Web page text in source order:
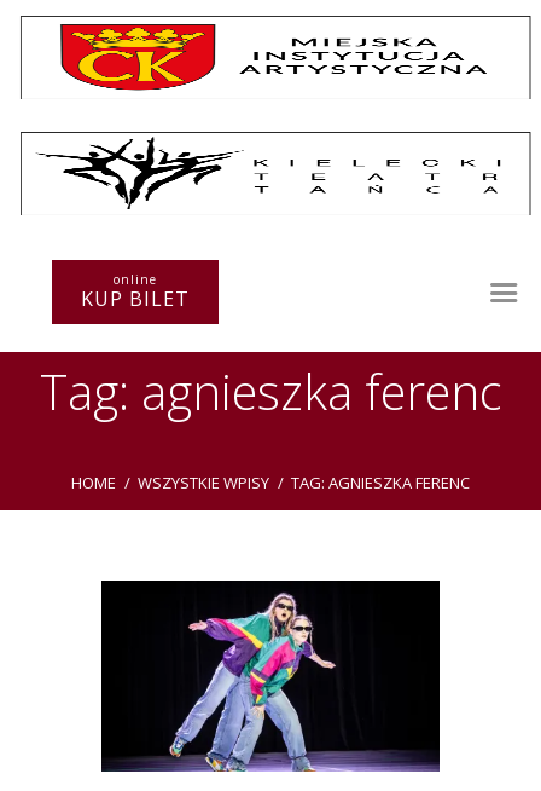
online
KUP BILET
Tag: agnieszka ferenc
HOME WSZYSTKIE WPISY TAG: AGNIESZKA FERENC
Repertuar
Teatr / Zespół
Przestrzenie Sztuki
Festiwal
Kurs instruktorski
Sprawozdania